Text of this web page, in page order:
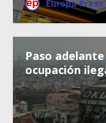
Europa Press
Paso
ocupación